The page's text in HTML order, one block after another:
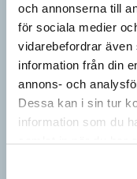
och annonserna till
för sociala medier
vidarebefordrar även
information från din
annons- och
Dessa kan i sin tur
information som du
samlat in när du har